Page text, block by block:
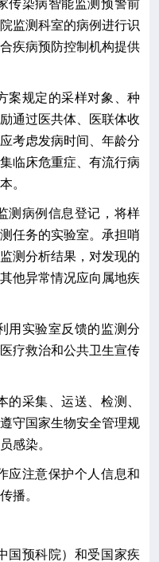
传染病智能监测预警前
监测科室的病例进行识
疾病预防控制机构提供
案规定的采样对象、种
通过医共体、医联体收
考虑发病时间、年龄分
临床危重症、有流行病
。
测病例信息登记，将样
任务的实验室。承担哨
测分析结果，对发现的
他异常情况应向属地疾
用实验室反馈的监测分
疗救治和公共卫生宣传
的采集、运送、检测、
守国家生物安全管理规
感染。
应注意保护个人信息和
播。
国预科院）和受国家疾